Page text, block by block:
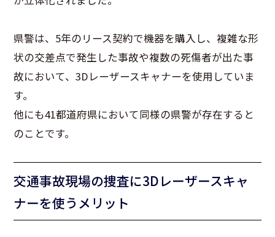
県警は、5年のリース契約で機器を購入し、複雑な形
状の交差点で発生した事故や複数の死傷者が出た事
故において、3Dレーザースキャナーを使用していま
す。
他にも41都道府県において同様の県警が存在すると
のことです。
交通事故現場の捜査に3Dレーザースキャ
ナーを使うメリット